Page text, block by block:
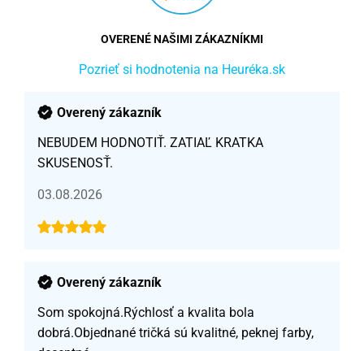
OVERENÉ NAŠIMI ZÁKAZNÍKMI
Pozrieť si hodnotenia na Heuréka.sk
Overený zákazník
NEBUDEM HODNOTIŤ. ZATIAĽ KRATKA
SKUSENOSŤ.
03.08.2026
Overený zákazník
Som spokojná.Rýchlosť a kvalita bola
dobrá.Objednané tričká sú kvalitné, peknej farby,